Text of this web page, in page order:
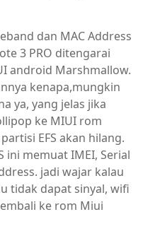
dan MAC Address
3 PRO ditengarai
android Marshmallow.
kenapa,mungkin
ya, yang jelas jika
ke MIUI rom
EFS akan hilang.
ini memuat IMEI, Serial
jadi wajar kalau
tidak dapat sinyal, wifi
ke rom Miui